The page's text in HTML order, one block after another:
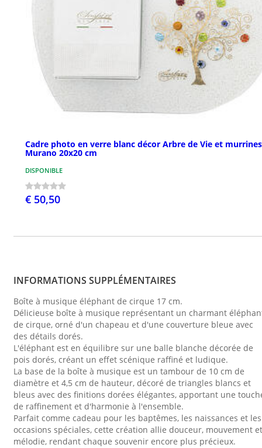
Cadre photo en verre blanc décor Arbre de Vie et
Murano 20x20 cm
DISPONIBLE
€ 50,50
INFORMATIONS SUPPLÉMENTAIRES
Boîte à musique éléphant de cirque 17 cm.
Délicieuse boîte à musique représentant un charmant
de cirque, orné d'un chapeau et d'une couverture bleue avec
des détails dorés.
L'éléphant est en équilibre sur une balle blanche décorée de
pois dorés, créant un effet scénique raffiné et ludique.
La base de la boîte à musique est un tambour de 10 cm de
diamètre et 4,5 cm de hauteur, décoré de triangles blancs et
bleus avec des finitions dorées élégantes, apportant une
de raffinement et d'harmonie à l'ensemble.
Parfait comme cadeau pour les baptêmes, les naissances et les
occasions spéciales, cette création allie douceur, mouvement et
mélodie, rendant chaque souvenir encore plus précieux.